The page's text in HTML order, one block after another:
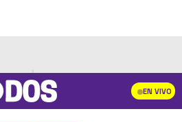
EN VIVO